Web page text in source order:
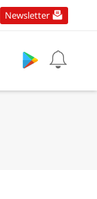
Newsletter